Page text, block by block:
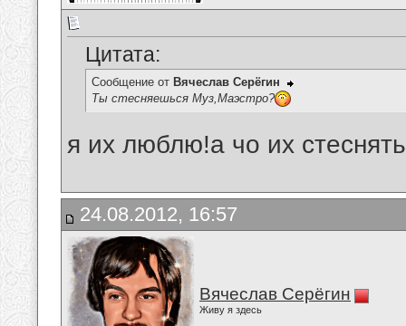
Цитата:
Сообщение от Вячеслав Серёгин
Ты стесняешься Муз,Маэстро?
я их люблю!а чо их
24.08.2012, 16:57
Вячеслав Серёгин
Живу я здесь